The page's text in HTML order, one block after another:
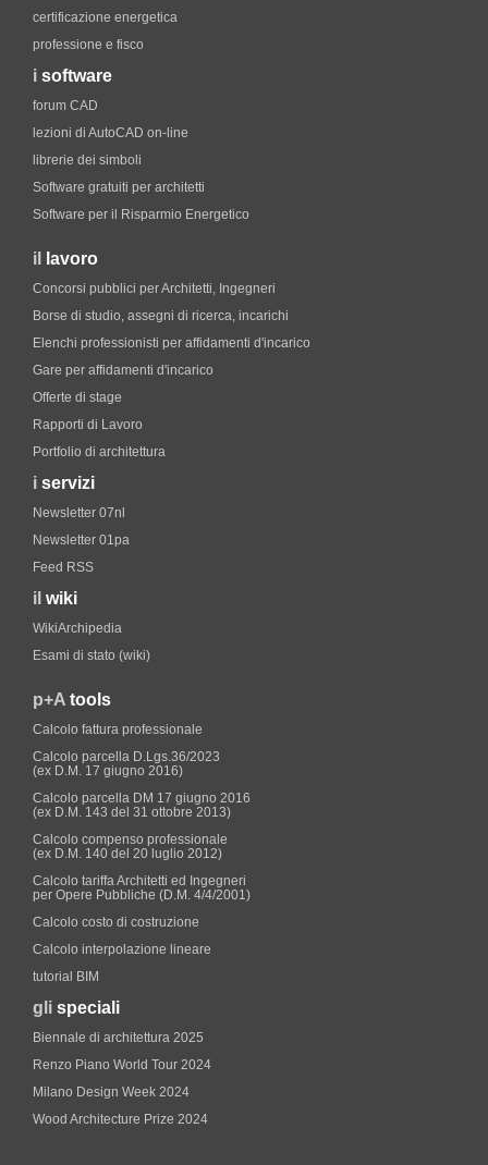
certificazione energetica
professione e fisco
i software
forum CAD
lezioni di AutoCAD on-line
librerie dei simboli
Software gratuiti per architetti
Software per il Risparmio Energetico
il lavoro
Concorsi pubblici per Architetti, Ingegneri
Borse di studio, assegni di ricerca, incarichi
Elenchi professionisti per affidamenti d'incarico
Gare per affidamenti d'incarico
Offerte di stage
Rapporti di Lavoro
Portfolio di architettura
i servizi
Newsletter 07nl
Newsletter 01pa
Feed RSS
il wiki
WikiArchipedia
Esami di stato (wiki)
p+A tools
Calcolo fattura professionale
Calcolo parcella D.Lgs.36/2023
(ex D.M. 17 giugno 2016)
Calcolo parcella DM 17 giugno 2016
(ex D.M. 143 del 31 ottobre 2013)
Calcolo compenso professionale
(ex D.M. 140 del 20 luglio 2012)
Calcolo tariffa Architetti ed Ingegneri
per Opere Pubbliche (D.M. 4/4/2001)
Calcolo costo di costruzione
Calcolo interpolazione lineare
tutorial BIM
gli speciali
Biennale di architettura 2025
Renzo Piano World Tour 2024
Milano Design Week 2024
Wood Architecture Prize 2024